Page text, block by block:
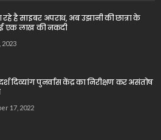
है साइबर अपराध, अब उझानी की छात्रा के
एक लाख की नकदी
2023
दिव्यांग पुनर्वास केंद्र का निरीक्षण कर असंतोष
17, 2022